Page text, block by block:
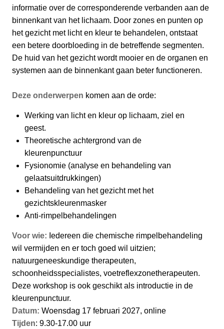
informatie over de corresponderende verbanden aan de
binnenkant van het lichaam. Door zones en punten op
het gezicht met licht en kleur te behandelen, ontstaat
een betere doorbloeding in de betreffende segmenten.
De huid van het gezicht wordt mooier en de organen en
systemen aan de binnenkant gaan beter functioneren.
Deze onderwerpen komen aan de orde:
Werking van licht en kleur op lichaam, ziel en
geest.
Theoretische achtergrond van de
kleurenpunctuur
Fysionomie (analyse en behandeling van
gelaatsuitdrukkingen)
Behandeling van het gezicht met het
gezichtskleurenmasker
Anti-rimpelbehandelingen
Voor wie: Iedereen die chemische rimpelbehandeling
wil vermijden en er toch goed wil uitzien;
natuurgeneeskundige therapeuten,
schoonheidsspecialistes, voetreflexzonetherapeuten.
Deze workshop is ook geschikt als introductie in de
kleurenpunctuur.
Datum: Woensdag 17 februari 2027, online
Tijden: 9.30-17.00 uur